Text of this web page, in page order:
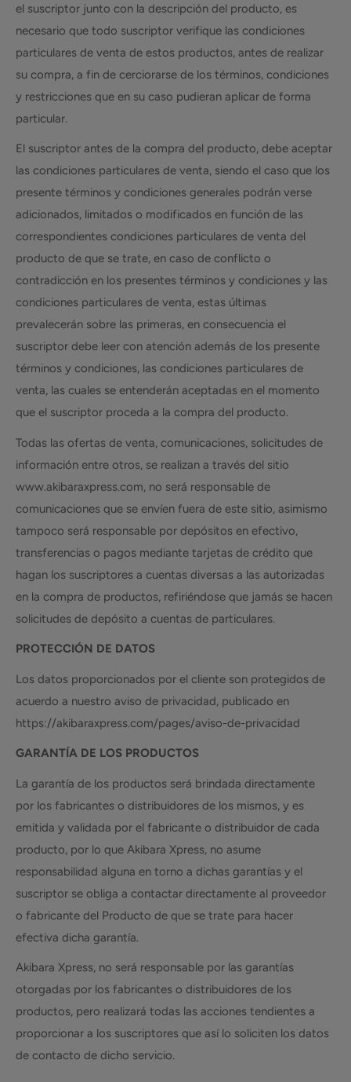
el suscriptor junto con la descripción del producto, es
necesario que todo suscriptor verifique las condiciones
particulares de venta de estos productos, antes de realizar
su compra, a fin de cerciorarse de los términos, condiciones
y restricciones que en su caso pudieran aplicar de forma
particular.
El suscriptor antes de la compra del producto, debe aceptar
las condiciones particulares de venta, siendo el caso que los
presente términos y condiciones generales podrán verse
adicionados, limitados o modificados en función de las
correspondientes condiciones particulares de venta del
producto de que se trate, en caso de conflicto o
contradicción en los presentes términos y condiciones y las
condiciones particulares de venta, estas últimas
prevalecerán sobre las primeras, en consecuencia el
suscriptor debe leer con atención además de los presente
términos y condiciones, las condiciones particulares de
venta, las cuales se entenderán aceptadas en el momento
que el suscriptor proceda a la compra del producto.
Todas las ofertas de venta, comunicaciones, solicitudes de
información entre otros, se realizan a través del sitio
www.akibaraxpress.com, no será responsable de
comunicaciones que se envíen fuera de este sitio, asimismo
tampoco será responsable por depósitos en efectivo,
transferencias o pagos mediante tarjetas de crédito que
hagan los suscriptores a cuentas diversas a las autorizadas
en la compra de productos, refiriéndose que jamás se hacen
solicitudes de depósito a cuentas de particulares.
PROTECCIÓN DE DATOS
Los datos proporcionados por el cliente son protegidos de
acuerdo a nuestro aviso de privacidad, publicado en
https://akibaraxpress.com/pages/aviso-de-privacidad
GARANTÍA DE LOS PRODUCTOS
La garantía de los productos será brindada directamente
por los fabricantes o distribuidores de los mismos, y es
emitida y validada por el fabricante o distribuidor de cada
producto, por lo que Akibara Xpress, no asume
responsabilidad alguna en torno a dichas garantías y el
suscriptor se obliga a contactar directamente al proveedor
o fabricante del Producto de que se trate para hacer
efectiva dicha garantía.
Akibara Xpress, no será responsable por las garantías
otorgadas por los fabricantes o distribuidores de los
productos, pero realizará todas las acciones tendientes a
proporcionar a los suscriptores que así lo soliciten los datos
de contacto de dicho servicio.